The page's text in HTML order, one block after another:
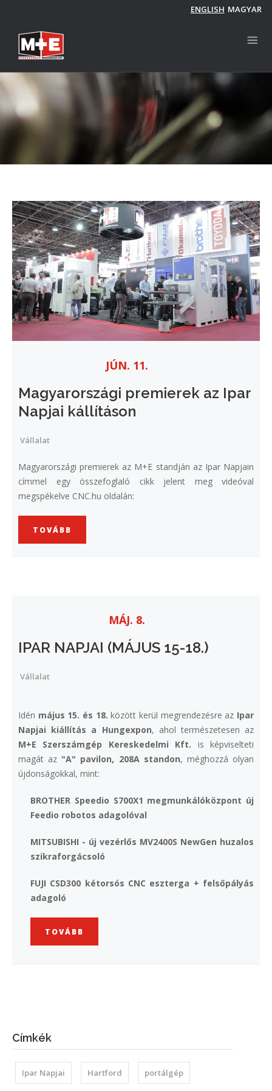
tartalomra
ENGLISH MAGYAR
JÚN. 11.
Magyarországi premierek az Ipar
Napjai kállításon
Vállalat
Magyarországi premierek az M+E standján az Ipar Napjain
címmel egy összefoglaló cikk jelent meg videóval
megspékelve CNC.hu oldalán:
TOVÁBB
MÁJ. 8.
IPAR NAPJAI (MÁJUS 15-18.)
Vállalat
Idén május 15. és 18. között kerül megrendezésre az Ipar
Napjai kiállítás a Hungexpon, ahol természetesen az
M+E Szerszámgép Kereskedelmi Kft. is képviselteti
magát az "A" pavilon, 208A standon, méghozzá olyan
újdonságokkal, mint:
BROTHER Speedio S700X1 megmunkálóközpont új
Feedio robotos adagolóval
MITSUBISHI - új vezérlős MV2400S NewGen huzalos
szikraforgácsoló
FUJI CSD300 kétorsós CNC eszterga + felsőpályás
adagoló
TOVÁBB
Címkék
Ipar Napjai Hartford portálgép